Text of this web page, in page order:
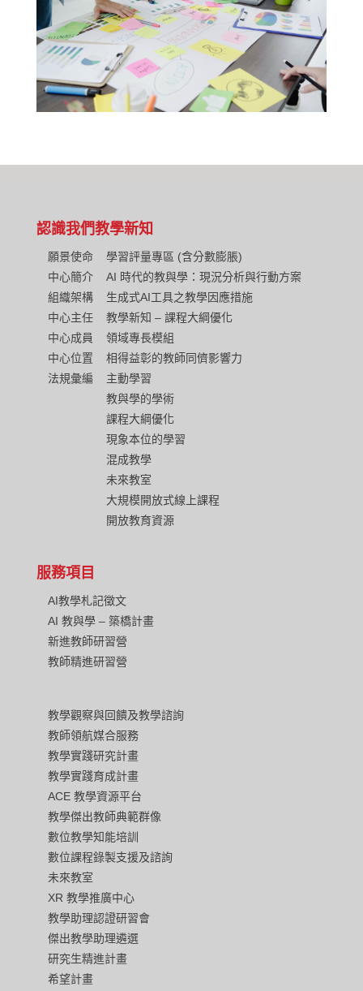
認識我們
願景使命
中心簡介
組織架構
中心主任
中心成員
中心位置
法規彙編
教學新知
學習評量專區 (含分數膨脹)
AI 時代的教與學：現況分析與行動方案
生成式AI工具之教學因應措施
教學新知 – 課程大綱優化
領域專長模組
相得益彰的教師同儕影響力
主動學習
教與學的學術
課程大綱優化
現象本位的學習
混成教學
未來教室
大規模開放式線上課程
開放教育資源
服務項目
AI教學札記徵文
AI 教與學 – 築橋計畫
新進教師研習營
教師精進研習營
教學觀察與回饋及教學諮詢
教師領航媒合服務
教學實踐研究計畫
教學實踐育成計畫
ACE 教學資源平台
教學傑出教師典範群像
數位教學知能培訓
數位課程錄製支援及諮詢
未來教室
XR 教學推廣中心
教學助理認證研習會
傑出教學助理遴選
研究生精進計畫
希望計畫